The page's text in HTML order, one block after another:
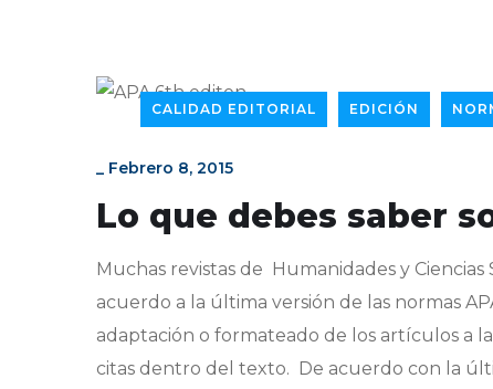
CALIDAD EDITORIAL EDICIÓN
Febrero 8, 2015
Lo que debes saber
Muchas revistas de Humanidades y
acuerdo a la última versión de las normas
adaptación o formateado de los artículos a
citas dentro del texto. De acuerdo con la